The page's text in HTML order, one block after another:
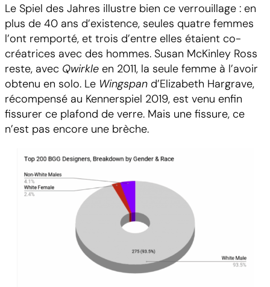
Le Spiel des Jahres illustre bien ce verrouillage : en
plus de 40 ans d’existence, seules quatre femmes
l’ont remporté, et trois d’entre elles étaient co-
créatrices avec des hommes. Susan McKinley Ross
reste, avec Qwirkle en 2011, la seule femme à l’avoir
obtenu en solo. Le Wingspan d’Elizabeth Hargrave,
récompensé au Kennerspiel 2019, est venu enfin
fissurer ce plafond de verre. Mais une fissure, ce
n’est pas encore une brèche.